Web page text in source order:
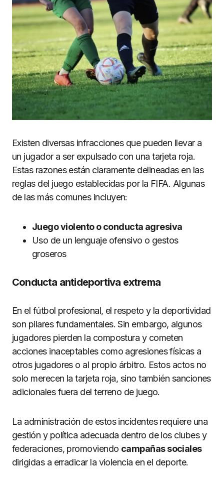
Existen diversas infracciones que pueden llevar a
un jugador a ser expulsado con una tarjeta roja.
Estas razones están claramente delineadas en las
reglas del juego establecidas por la FIFA. Algunas
de las más comunes incluyen:
Juego violento o conducta agresiva
Uso de un lenguaje ofensivo o gestos
groseros
Conducta antideportiva extrema
En el fútbol profesional, el respeto y la deportividad
son pilares fundamentales. Sin embargo, algunos
jugadores pierden la compostura y cometen
acciones inaceptables como agresiones físicas a
otros jugadores o al propio árbitro. Estos actos no
solo merecen la tarjeta roja, sino también sanciones
adicionales fuera del terreno de juego.
La administración de estos incidentes requiere una
gestión y política adecuada dentro de los clubes y
federaciones, promoviendo campañas sociales
dirigidas a erradicar la violencia en el deporte.